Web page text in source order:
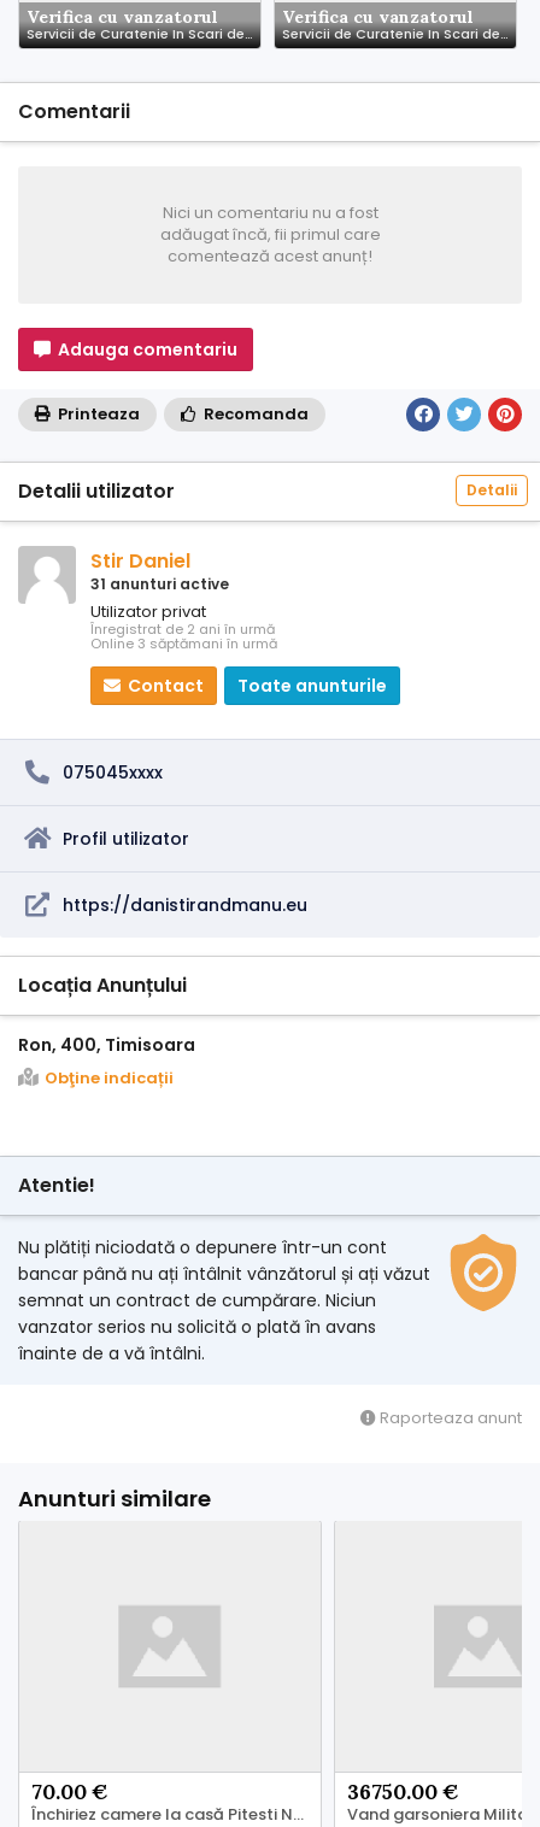
Verifica cu vanzatorul
Servicii de Curatenie In Scari de Bloc - Asociatii de Locatari - Asociatii de Propietari
Verifica cu vanzatorul
Servicii de Curatenie In Scari de Bloc - Timsoara
Comentarii
Nici un comentariu nu a fost
adăugat încă, fii primul care
comentează acest anunț!
Adauga comentariu
Printeaza Recomanda
Detalii utilizator Detalii
Stir Daniel
31 anunturi active
Utilizator privat
Înregistrat de 2 ani în urmă
Online 3 săptămani în urmă
Contact Toate anunturile
075045xxxx
Profil utilizator
https://danistirandmanu.eu
Locația Anunțului
Ron, 400, Timisoara
Obţine indicații
Atentie!
Nu plătiți niciodată o depunere într-un cont
bancar până nu ați întâlnit vânzătorul și ați văzut
semnat un contract de cumpărare. Niciun
vanzator serios nu solicită o plată în avans
înainte de a vă întâlni.
Raporteaza anunt
Anunturi similare
70.00 €
Închiriez camere la casă Pitesti Nord.
36750.00 €
Vand garsoniera Militari